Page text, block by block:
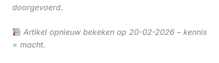
doorgevoerd.
Artikel opnieuw bekeken op 20-02-2026 – kennis
= macht.